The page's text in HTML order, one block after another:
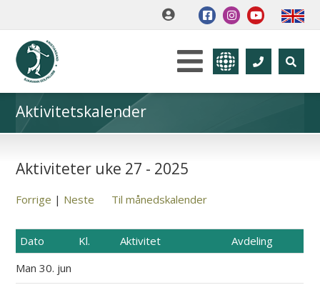
Aktivitetskalender
Aktiviteter uke 27 - 2025
Forrige | Neste Til månedskalender
Dato Kl. Aktivitet
Avdeling
Man30. jun